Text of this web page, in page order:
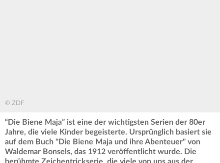
© ZDF
“Die Biene Maja” ist eine der wichtigsten Serien der 80er
Jahre, die viele Kinder begeisterte. Ursprünglich basiert sie
auf dem Buch "Die Biene Maja und ihre Abenteuer" von
Waldemar Bonsels, das 1912 veröffentlicht wurde. Die